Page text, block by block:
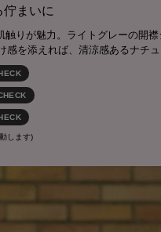
まいに
りが魅力。ライトグレーの開
を添えれば、清涼感あるナチュ
します)